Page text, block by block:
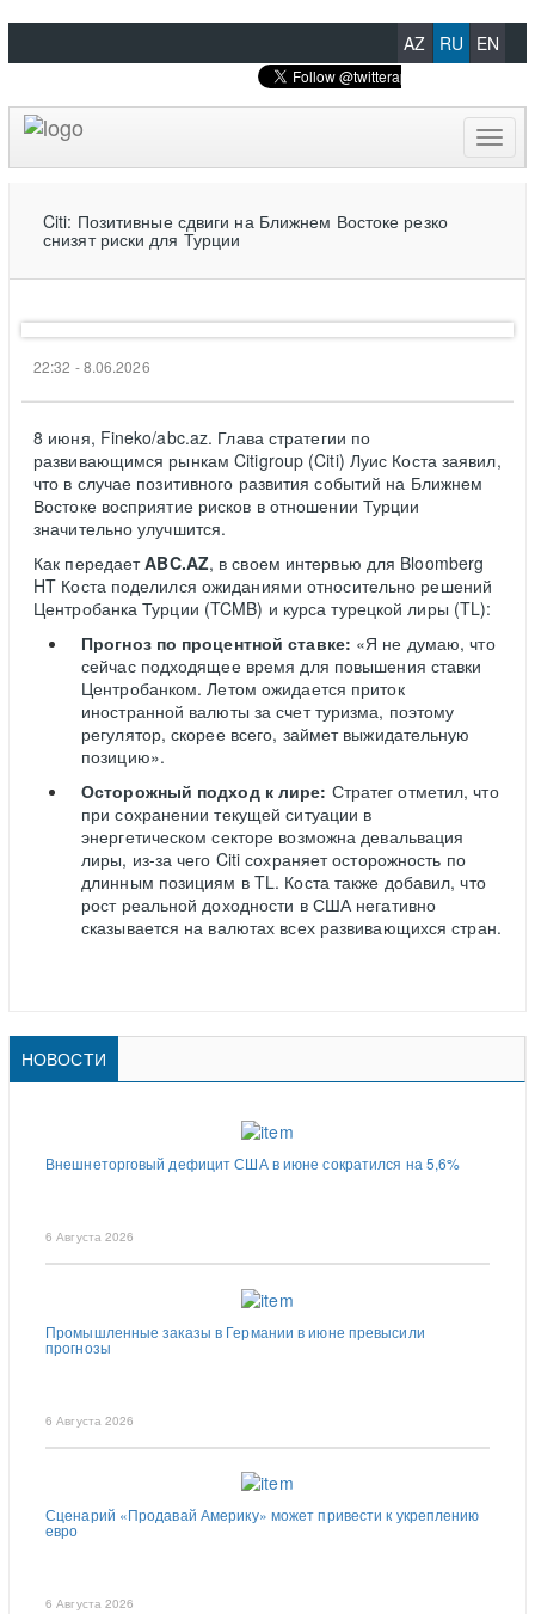
AZ RU EN
Citi: Позитивные сдвиги на Ближнем Востоке резко
снизят риски для Турции
22:32 - 8.06.2026
8 июня, Fineko/abc.az. Глава стратегии по
развивающимся рынкам Citigroup (Citi) Луис Коста заявил,
что в случае позитивного развития событий на Ближнем
Востоке восприятие рисков в отношении Турции
значительно улучшится.
Как передаетABC.AZ, в своем интервью для Bloomberg
HT Коста поделился ожиданиями относительно решений
Центробанка Турции (TCMB) и курса турецкой лиры (TL):
Прогноз по процентной ставке: «Я не думаю, что
сейчас подходящее время для повышения ставки
Центробанком. Летом ожидается приток
иностранной валюты за счет туризма, поэтому
регулятор, скорее всего, займет выжидательную
позицию».
Осторожный подход к лире: Стратег отметил, что
при сохранении текущей ситуации в
энергетическом секторе возможна девальвация
лиры, из-за чего Citi сохраняет осторожность по
длинным позициям в TL. Коста также добавил, что
рост реальной доходности в США негативно
сказывается на валютах всех развивающихся стран.
НОВОСТИ
Внешнеторговый дефицит США в июне сократился на 5,6%
6 Августа 2026
Промышленные заказы в Германии в июне превысили
прогнозы
6 Августа 2026
Сценарий «Продавай Америку» может привести к укреплению
евро
6 Августа 2026